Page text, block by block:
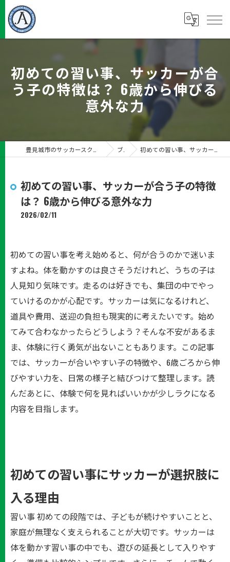
初めての習い事、サッカーが合
う子の特徴は？ 6歳から伸びる
意外な力
ブログ 初めての習い事、サッカーが合う子の特徴は？ 6歳から伸びる意外な力
初めての習い事、サッカーが合う子の特徴
は？ 6歳から伸びる意外な力
2026/02/11
初めての習い事を考え始めると、何が合うのかで迷いま
すよね。体を動かすのは良さそうだけれど、うちの子は
人見知り気味です。走るのは好きでも、集団の中でやっ
ていけるのかが心配です。サッカーは気になるけれど、
道具や費用、送迎の負担も現実的に考えたいです。始め
てみて合わなかったらどうしよう？そんな不安があるま
ま、体験に行く勇気が出ないこともあります。この記事
では、サッカーが合いやすい子の特徴や、6歳ごろから伸
びやすい力を、日常の様子と結びつけて整理します。読
んだあとに、体験で何を見ればいいかが少しラクになる
内容を目指します。
初めての習い事にサッカーが選択肢に
入る理由
習い事 初めての段階では、子どもが続けやすいことと、
家庭が無理なく支えられることが大切です。サッカーは
体を動かす習い事の中でも、遊びの延長として入りやす